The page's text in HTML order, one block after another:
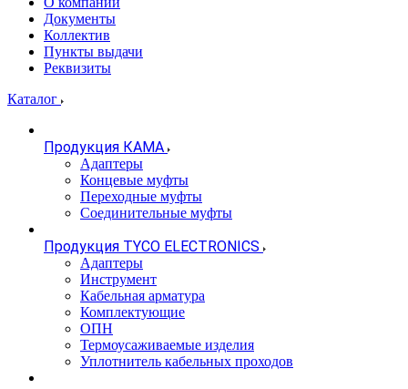
Документы
Коллектив
Пункты выдачи
Реквизиты
Каталог
Продукция КАМА
Адаптеры
Концевые муфты
Переходные муфты
Соединительные муфты
Продукция TYCO ELECTRONICS
Адаптеры
Инструмент
Кабельная арматура
Комплектующие
ОПН
Термоусаживаемые изделия
Уплотнитель кабельных проходов